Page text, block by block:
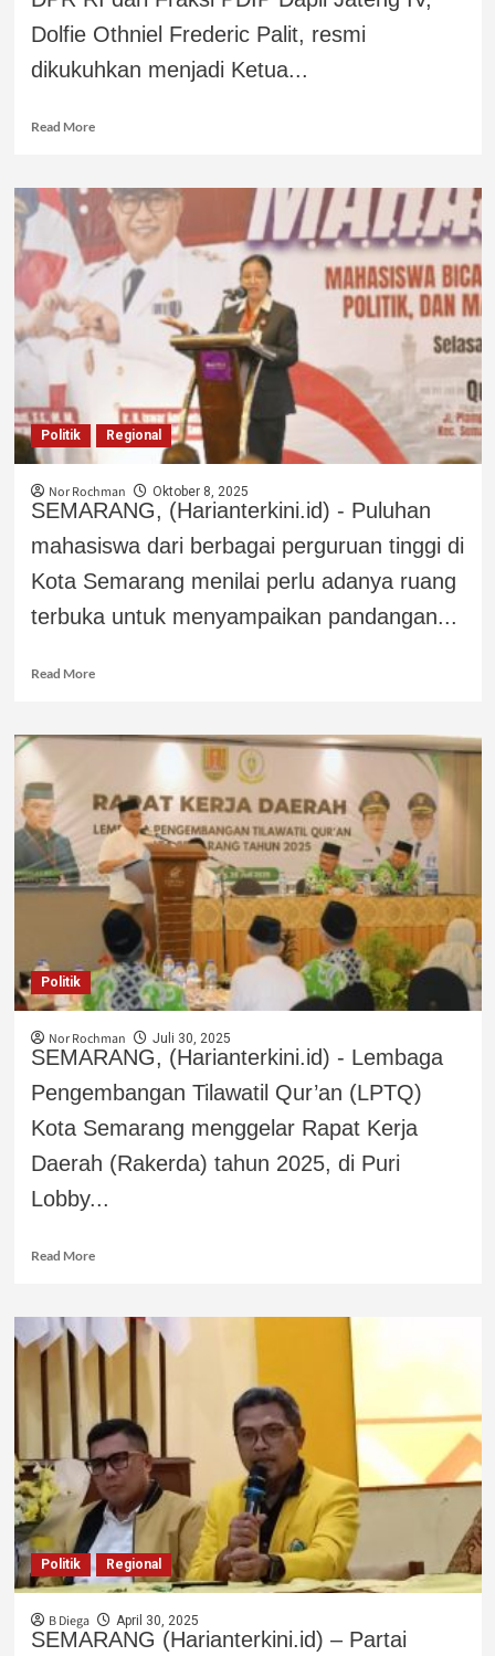
Dolfie Othniel Frederic Palit, resmi
dikukuhkan menjadi Ketua...
Read More
Politik Regional
Nor Rochman Oktober 8, 2025
SEMARANG, (Harianterkini.id) - Puluhan
mahasiswa dari berbagai perguruan tinggi di
Kota Semarang menilai perlu adanya ruang
terbuka untuk menyampaikan pandangan...
Read More
Politik
Nor Rochman Juli 30, 2025
SEMARANG, (Harianterkini.id) - Lembaga
Pengembangan Tilawatil Qur’an (LPTQ)
Kota Semarang menggelar Rapat Kerja
Daerah (Rakerda) tahun 2025, di Puri
Lobby...
Read More
Politik Regional
B Diega April 30, 2025
SEMARANG (Harianterkini.id) – Partai